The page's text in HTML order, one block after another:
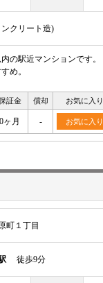
クリート造)
の駅近マンションです
め。
証金 償却 お気に入り
0ヶ月 - お気に入り
町１丁目
徒歩9分